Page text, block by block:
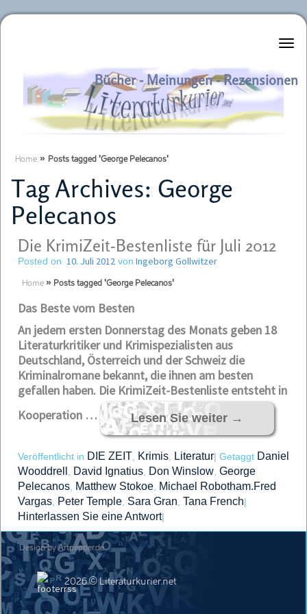
Literaturkurier.net
Bücher - Meinungen - Rezensionen
Home » Posts tagged 'George Pelecanos'
Tag Archives: George
Pelecanos
Die KrimiZeit-Bestenliste für Juli 2012
Posted on 10. Juli 2012 von Ingeborg Gollwitzer
Home » Posts tagged 'George Pelecanos'
Das Beste vom Besten
An jedem ersten Donnerstag des Monats geben 18
Literaturkritiker und Krimispezialisten aus
Deutschland, Österreich und der Schweiz die
Kriminalromane bekannt, die ihnen am besten
gefallen haben. Die KrimiZeit-Bestenliste entsteht in
Kooperation …
Lesen Sie weiter →
Veröffentlicht in DIE ZEIT Krimis Literatur| Getaggt Daniel
Wooddrell
David Ignatius Don Winslow George
Pelecanos Matthew Stokoe Michael Robotham.Fred
Vargas Peter Temple Sara Gran Tana French|
Hinterlassen Sie eine Antwort|
2026 © Literaturkurier.net
Design by Artpepper.de